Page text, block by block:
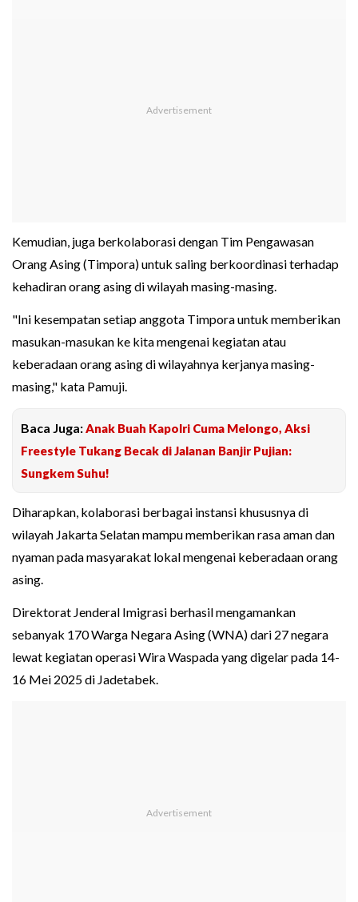
Kemudian, juga berkolaborasi dengan Tim Pengawasan
Orang Asing (Timpora) untuk saling berkoordinasi terhadap
kehadiran orang asing di wilayah masing-masing.
"Ini kesempatan setiap anggota Timpora untuk memberikan
masukan-masukan ke kita mengenai kegiatan atau
keberadaan orang asing di wilayahnya kerjanya masing-
masing," kata Pamuji.
Baca Juga: Anak Buah Kapolri Cuma Melongo, Aksi
Freestyle Tukang Becak di Jalanan Banjir Pujian:
Sungkem Suhu!
Diharapkan, kolaborasi berbagai instansi khususnya di
wilayah Jakarta Selatan mampu memberikan rasa aman dan
nyaman pada masyarakat lokal mengenai keberadaan orang
asing.
Direktorat Jenderal Imigrasi berhasil mengamankan
sebanyak 170 Warga Negara Asing (WNA) dari 27 negara
lewat kegiatan operasi Wira Waspada yang digelar pada 14-
16 Mei 2025 di Jadetabek.